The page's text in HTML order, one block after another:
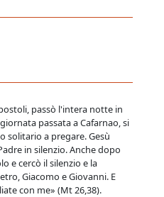
passò l'intera notte in
passata a Cafarnao, si
solitario a pregare. Gesù
in silenzio. Anche dopo
e cercò il silenzio e la
Giacomo e Giovanni. E
con me» (Mt 26,38).